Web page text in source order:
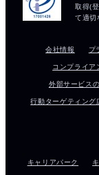
会社情報 プ
コンプライア
外部サービス
行動ターゲティング